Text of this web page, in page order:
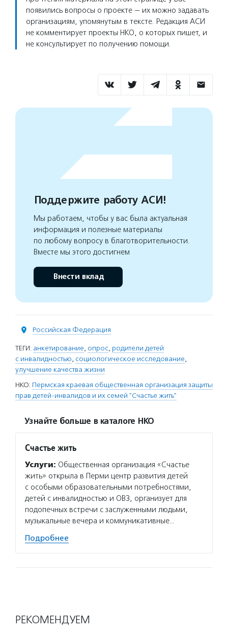
появились вопросы о проекте — их можно задавать
организациям, упомянутым в тексте. Редакция АСИ
не комментирует проекты НКО, о которых пишет, и
не консультирует по получению помощи.
Поддержите работу АСИ!
Мы работаем, чтобы у вас была актуальная
информация и полезные материалы
по любому вопросу в благотворительности.
Вместе мы этого достигнем
Внести вклад
Российская Федерация
ТЕГИ: анкетирование, опрос, родители детей
с инвалидностью, социологическое исследование,
улучшение качества жизни
НКО: Пермская краевая общественная организация защиты
прав детей-инвалидов и их семей "Счастье жить"
Узнайте больше в каталоге НКО
Счастье жить
Услуги: Общественная организация «Счастье
жить» открыла в Перми центр развития детей
с особыми образовательными потребностями,
детей с инвалидностью и ОВЗ, организует для
подопечных встречи с заслуженными людьми,
музыкальные вечера и коммуникативные…
Подробнее
РЕКОМЕНДУЕМ